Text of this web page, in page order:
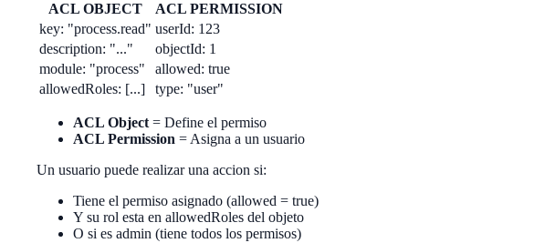
ACL OBJECT
ACL PERMISSION
key: "process.read" userId: 123
description: "..."
objectId: 1
module: "process"
allowed: true
allowedRoles: [...]
type: "user"
ACL Object= Define el permiso
ACL Permission = Asigna a un usuario
Un usuario puede realizar una accion si:
Tiene el permiso asignado (allowed = true)
Y su rol esta en allowedRoles del objeto
O si es admin (tiene todos los permisos)